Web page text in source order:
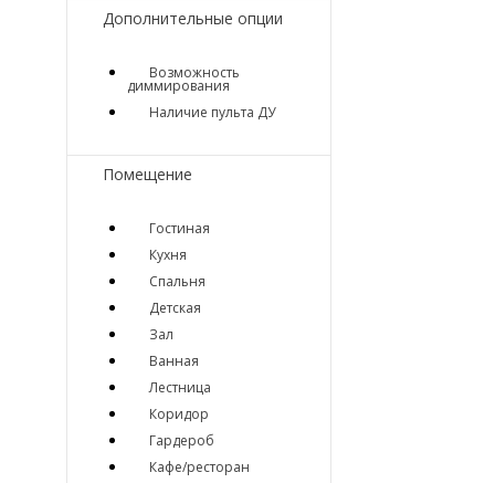
Дополнительные опции
Возможность
диммирования
Наличие пульта ДУ
Помещение
Гостиная
Кухня
Спальня
Детская
Зал
Ванная
Лестница
Коридор
Гардероб
Кафе/ресторан